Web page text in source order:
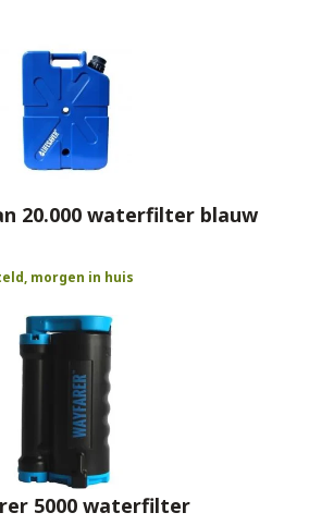
20.000 waterfilter blauw
morgen in huis
5000 waterfilter